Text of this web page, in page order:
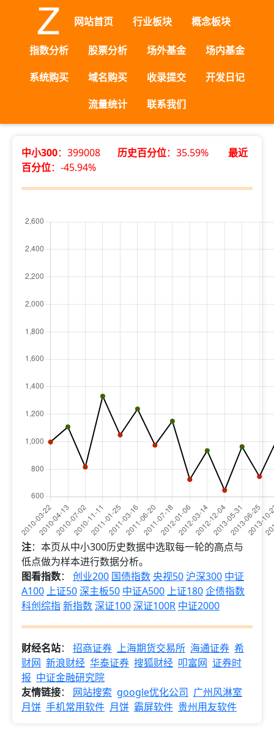
网站首页 行业板块 概念板块
指数分析 股票分析 场外基金
场内基金
系统购买
域名购买 收录提交
开发日记
流量统计
联系我们
中小300：399008 历史百分位：35.59% 最近
百分位：-45.94%
注：本页从中小300历史数据中选取每一轮的高点与
低点做为样本进行数据分析。
图看指数： 创业200 国债指数央视50沪深300 中证
A100 上证50深主板50 中证A500 上证180企债指数
科创综指新指数深证100深证100R 中证2000
财经名站： 招商证券 上海期货交易所 海通证券 希
财网 新浪财经 华泰证券 搜狐财经 叩富网 证券时
报 中证金融研究院
友情链接： 网站搜索 google优化公司 广州风淋室
月饼 手机常用软件 月饼 霸屏软件 贵州用友软件